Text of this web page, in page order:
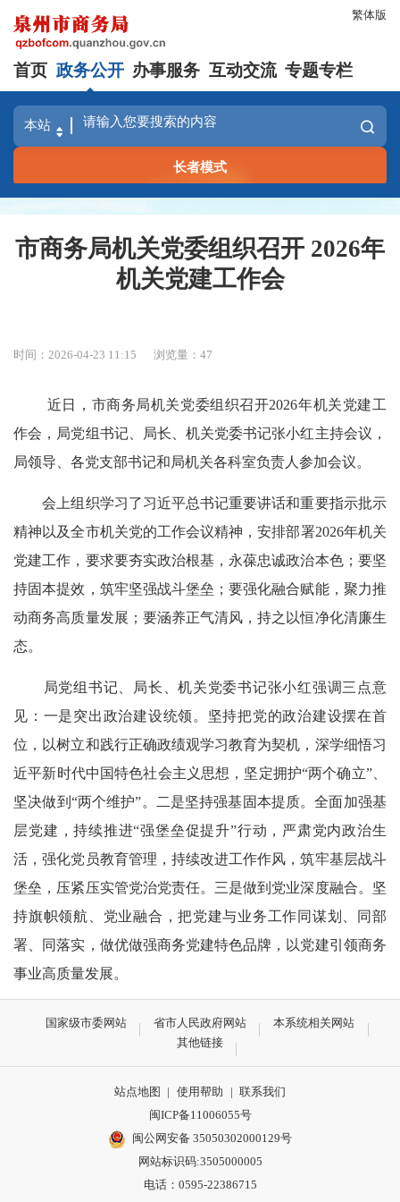
繁体版
首页 政务公开 办事服务 互动交流 专题专栏
长者模式
市商务局机关党委组织召开 2026年
机关党建工作会
时间：2026-04-23 11:15 浏览量：47
近日，市商务局机关党委组织召开2026年机关党建工
作会，局党组书记、局长、机关党委书记张小红主持会议，
局领导、各党支部书记和局机关各科室负责人参加会议。
会上组织学习了习近平总书记重要讲话和重要指示批示
精神以及全市机关党的工作会议精神，安排部署2026年机关
党建工作，要求要夯实政治根基，永葆忠诚政治本色；要坚
持固本提效，筑牢坚强战斗堡垒；要强化融合赋能，聚力推
动商务高质量发展；要涵养正气清风，持之以恒净化清廉生
态。
局党组书记、局长、机关党委书记张小红强调三点意
见：一是突出政治建设统领。坚持把党的政治建设摆在首
位，以树立和践行正确政绩观学习教育为契机，深学细悟习
近平新时代中国特色社会主义思想，坚定拥护“两个确立”、
坚决做到“两个维护”。二是坚持强基固本提质。全面加强基
层党建，持续推进“强堡垒促提升”行动，严肃党内政治生
活，强化党员教育管理，持续改进工作作风，筑牢基层战斗
堡垒，压紧压实管党治党责任。三是做到党业深度融合。坚
持旗帜领航、党业融合，把党建与业务工作同谋划、同部
署、同落实，做优做强商务党建特色品牌，以党建引领商务
事业高质量发展。
国家级市委网站 省市人民政府网站
本系统相关网站
其他链接
站点地图 | 使用帮助 | 联系我们
闽ICP备11006055号
闽公网安备 35050302000129号
网站标识码:3505000005
电话：0595-22386715